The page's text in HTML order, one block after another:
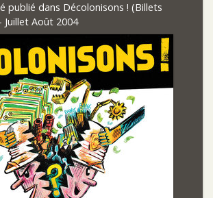
publié dans Décolonisons ! (Billets
Juillet Août 2004